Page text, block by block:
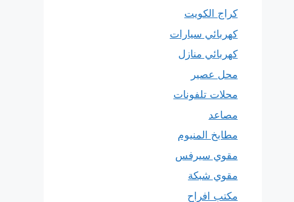
كراج الكويت
كهربائي سيارات
كهربائي منازل
محل عصير
محلات تلفونات
مصاعد
مطابخ المنيوم
مقوي سيرفس
مقوي شبكة
مكتب افراح